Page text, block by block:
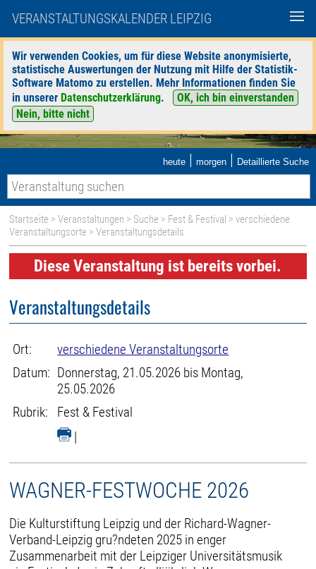
VERANSTALTUNGSKALENDER LEIPZIG
Wir verwenden Cookies, um für diese Website anonymisierte,
statistische Auswertungen der Nutzung mit Hilfe der Statistik-
Software Matomo zu erstellen. Mehr Informationen finden Sie
in unserer Datenschutzerklärung.
OK, ich bin einverstanden
Nein, bitte nicht
heute | morgen | Detaillierte Suche
Startseite >Veranstaltungen > Suche > Fest & Festival >verschiedene
Veranstaltungsorte > Veranstaltungsdetails
Diese Veranstaltung ist bereits vorbei.
Veranstaltungsdetails
Ort:
verschiedene Veranstaltungsorte
Datum: Donnerstag, 21.05.2026 bis Montag,
25.05.2026
Rubrik:
Fest & Festival
|
WAGNER-FESTWOCHE 2026
Die Kulturstiftung Leipzig und der Richard-Wagner-
Verband-Leipzig gru?ndeten 2025 in enger
Zusammenarbeit mit der Leipziger Universitätsmusik